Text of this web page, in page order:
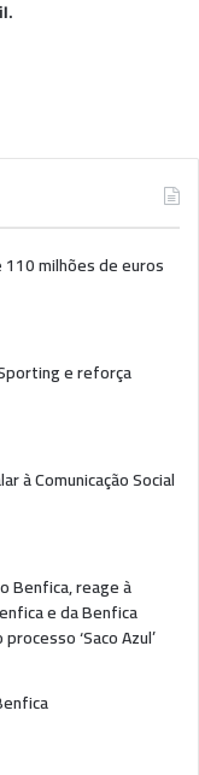
milhões de euros
e reforça
à Comunicação Social
Benfica, reage à
e da Benfica
‘Saco Azul’